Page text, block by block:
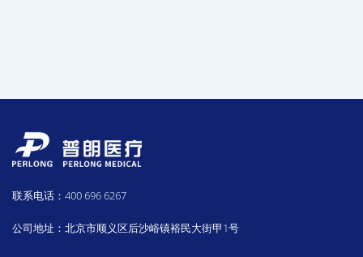
联系电话：400 696 6267
公司地址：北京市顺义区后沙峪镇裕民大街甲1号